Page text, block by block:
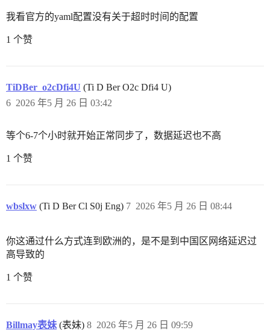
我看官方的yaml配置没有关于超时时间的配置
1 个赞
TiDBer_o2cDfi4U (Ti D Ber O2c Dfi4 U)
2026 年5 月 26 日 03:42
6
等个6-7个小时就开始正常同步了，数据延迟也不高
1 个赞
wbslxw (Ti D Ber Cl S0j Eng) 2026 年5 月 26 日 08:44
7
你这通过什么方式连到欧洲的，是不是到中国区网络延迟过
高导致的
1 个赞
Billmay表妹 (表妹) 2026 年5 月 26 日 09:59
8